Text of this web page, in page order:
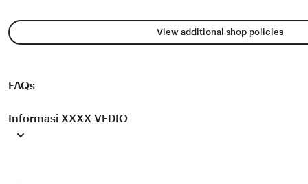
View additional shop policies
FAQs
Informasi XXXX VEDIO